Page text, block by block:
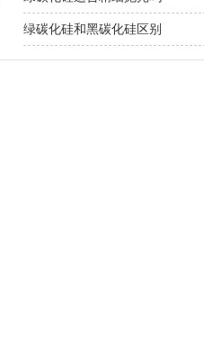
绿碳化硅和黑碳化硅区别